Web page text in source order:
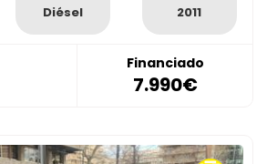
Diésel 2011
Financiado
7.990€